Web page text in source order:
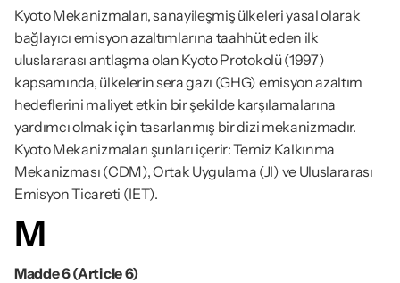
Kyoto Mekanizmaları, sanayileşmiş ülkeleri yasal olarak
bağlayıcı emisyon azaltımlarına taahhüt eden ilk
uluslararası antlaşma olan Kyoto Protokolü (1997)
kapsamında, ülkelerin sera gazı (GHG) emisyon azaltım
hedeflerini maliyet etkin bir şekilde karşılamalarına
yardımcı olmak için tasarlanmış bir dizi mekanizmadır.
Kyoto Mekanizmaları şunları içerir: Temiz Kalkınma
Mekanizması (CDM), Ortak Uygulama (JI) ve Uluslararası
Emisyon Ticareti (IET).
M
Madde 6 (Article 6)